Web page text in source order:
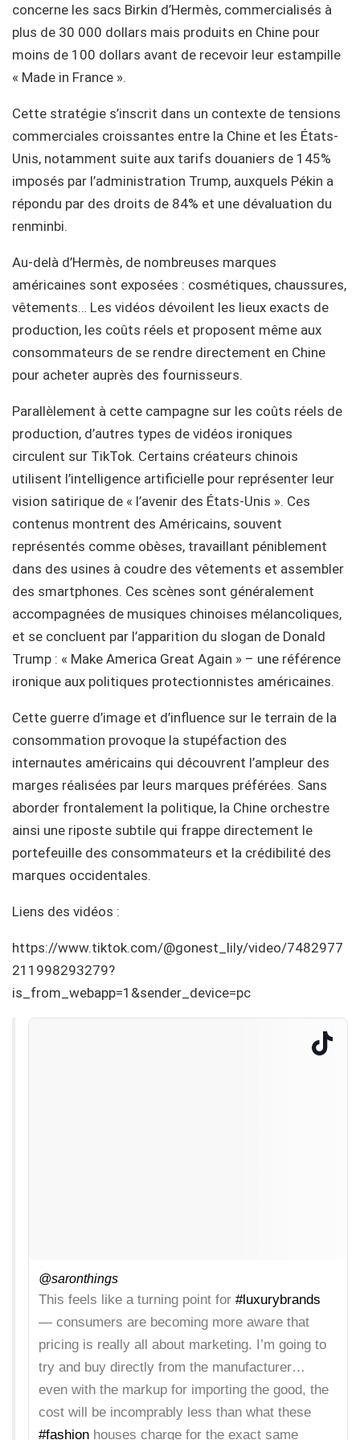
concerne les sacs Birkin d’Hermès, commercialisés à
plus de 30 000 dollars mais produits en Chine pour
moins de 100 dollars avant de recevoir leur estampille
« Made in France ».
Cette stratégie s’inscrit dans un contexte de tensions
commerciales croissantes entre la Chine et les États-
Unis, notamment suite aux tarifs douaniers de 145%
imposés par l’administration Trump, auxquels Pékin a
répondu par des droits de 84% et une dévaluation du
renminbi.
Au-delà d’Hermès, de nombreuses marques
américaines sont exposées : cosmétiques, chaussures,
vêtements… Les vidéos dévoilent les lieux exacts de
production, les coûts réels et proposent même aux
consommateurs de se rendre directement en Chine
pour acheter auprès des fournisseurs.
Parallèlement à cette campagne sur les coûts réels de
production, d’autres types de vidéos ironiques
circulent sur TikTok. Certains créateurs chinois
utilisent l’intelligence artificielle pour représenter leur
vision satirique de « l’avenir des États-Unis ». Ces
contenus montrent des Américains, souvent
représentés comme obèses, travaillant péniblement
dans des usines à coudre des vêtements et assembler
des smartphones. Ces scènes sont généralement
accompagnées de musiques chinoises mélancoliques,
et se concluent par l’apparition du slogan de Donald
Trump : « Make America Great Again » – une référence
ironique aux politiques protectionnistes américaines.
Cette guerre d’image et d’influence sur le terrain de la
consommation provoque la stupéfaction des
internautes américains qui découvrent l’ampleur des
marges réalisées par leurs marques préférées. Sans
aborder frontalement la politique, la Chine orchestre
ainsi une riposte subtile qui frappe directement le
portefeuille des consommateurs et la crédibilité des
marques occidentales.
Liens des vidéos :
https://www.tiktok.com/@gonest_lily/video/7482977
211998293279?
is_from_webapp=1&sender_device=pc
@saronthings
This feels like a turning point for #luxurybrands
— consumers are becoming more aware that
pricing is really all about marketing. I’m going to
try and buy directly from the manufacturer…
even with the markup for importing the good, the
cost will be incomprably less than what these
#fashion houses charge for the exact same